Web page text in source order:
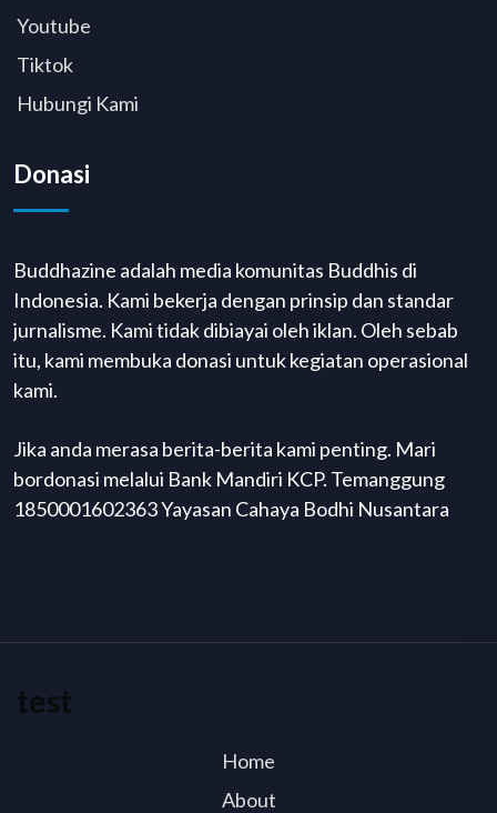
Youtube
Tiktok
Hubungi Kami
Donasi
Buddhazine adalah media komunitas Buddhis di
Indonesia. Kami bekerja dengan prinsip dan standar
jurnalisme. Kami tidak dibiayai oleh iklan. Oleh sebab
itu, kami membuka donasi untuk kegiatan operasional
kami.
Jika anda merasa berita-berita kami penting. Mari
bordonasi melalui Bank Mandiri KCP. Temanggung
1850001602363 Yayasan Cahaya Bodhi Nusantara
test
Home
About